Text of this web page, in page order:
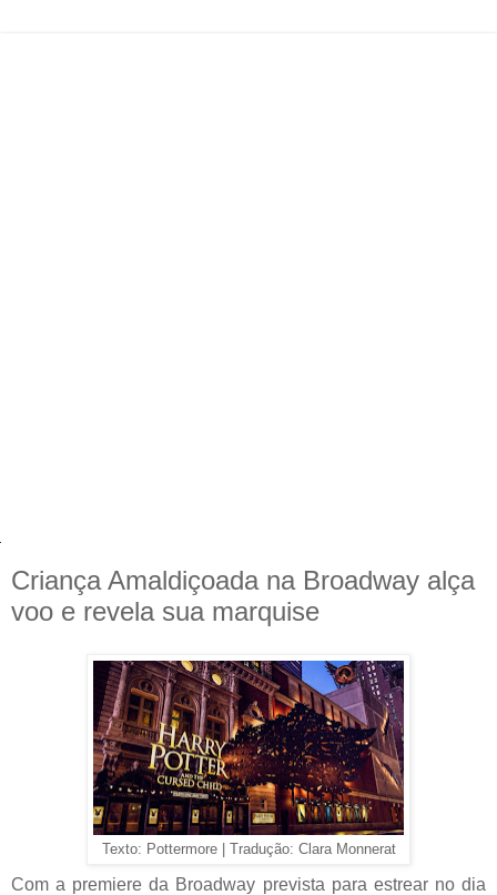
Criança Amaldiçoada na Broadway alça
voo e revela sua marquise
Texto: Pottermore | Tradução: Clara Monnerat
Com a premiere da Broadway prevista para estrear no dia